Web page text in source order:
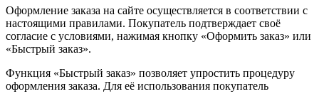
Оформление заказа на сайте осуществляется в соответствии с
настоящими правилами. Покупатель подтверждает своё
согласие с условиями, нажимая кнопку «Оформить заказ» или
«Быстрый заказ».
Функция «Быстрый заказ» позволяет упростить процедуру
оформления заказа. Для её использования покупатель